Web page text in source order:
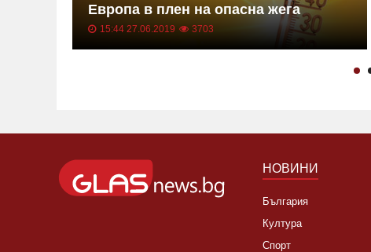
Европа в плен на опасна жега
15:44 27.06.2019 3703
НОВИНИ
България
Култура
Спорт